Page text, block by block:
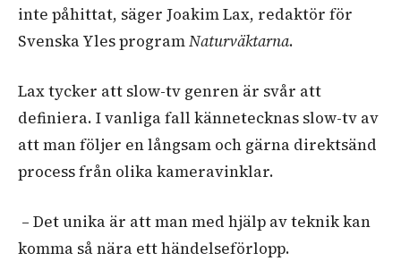
inte påhittat, säger Joakim Lax, redaktör för
Svenska Yles programNaturväktarna.
Lax tycker att slow-tv genren är svår att
definiera. I vanliga fall kännetecknas slow-tv av
att man följer en långsam och gärna direktsänd
process från olika kameravinklar.
– Det unika är att man med hjälp av teknik kan
komma så nära ett händelseförlopp.